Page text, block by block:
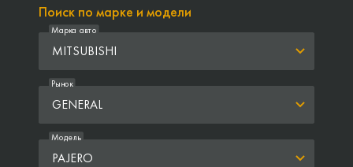
Поиск по марке и модели
MITSUBISHI
Марка авто
GENERAL
Рынок
PAJERO
Модель